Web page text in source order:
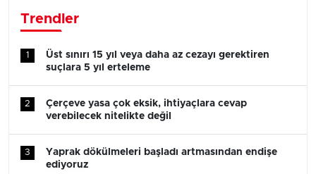
Trendler
1
Üst sınırı 15 yıl veya daha az cezayı gerektiren
suçlara 5 yıl erteleme
2
Çerçeve yasa çok eksik, ihtiyaçlara cevap
verebilecek nitelikte değil
3
Yaprak dökülmeleri başladı artmasından endişe
ediyoruz